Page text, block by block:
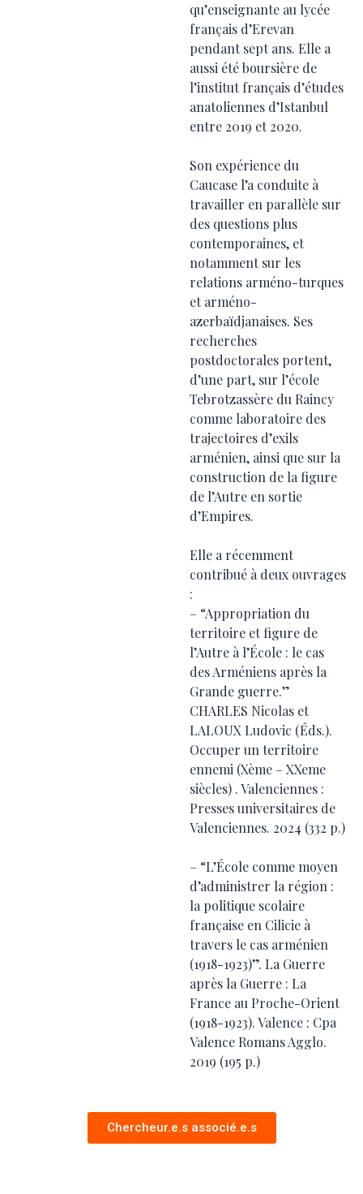
qu’enseignante au lycée
français d’Erevan
pendant sept ans. Elle a
aussi été boursière de
l’institut français d’études
anatoliennes d’Istanbul
entre 2019 et 2020.
Son expérience du
Caucase l’a conduite à
travailler en parallèle sur
des questions plus
contemporaines, et
notamment sur les
relations arméno-turques
et arméno-
azerbaïdjanaises. Ses
recherches
postdoctorales portent,
d’une part, sur l’école
Tebrotzassère du Raincy
comme laboratoire des
trajectoires d’exils
arménien, ainsi que sur la
construction de la figure
de l’Autre en sortie
d’Empires.
Elle a récemment
contribué à deux ouvrages
:
– “Appropriation du
territoire et figure de
l’Autre à l’École : le cas
des Arméniens après la
Grande guerre.”
CHARLES Nicolas et
LALOUX Ludovic (Éds.).
Occuper un territoire
ennemi (Xème – XXeme
siècles) . Valenciennes :
Presses universitaires de
Valenciennes. 2024 (332 p.)
– “L’École comme moyen
d’administrer la région :
la politique scolaire
française en Cilicie à
travers le cas arménien
(1918-1923)”. La Guerre
après la Guerre : La
France au Proche-Orient
(1918-1923). Valence : Cpa
Valence Romans Agglo.
2019 (195 p.)
Chercheur.e.s associé.e.s